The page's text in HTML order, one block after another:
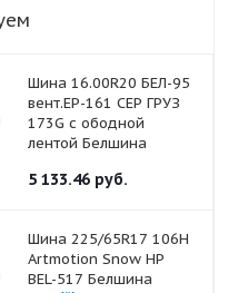
Шина 16.00R20 БЕЛ-95
вент.ЕР-161 СЕР ГРУЗ
173G с ободной
лентой Белшина
5 133.46 руб.
Шина 225/65R17 106H
Artmotion Snow HP
BEL-517 Белшина